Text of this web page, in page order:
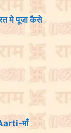
मे पूजा कैसे
माँ